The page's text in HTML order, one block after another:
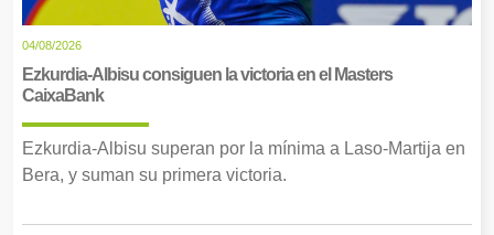
04/08/2026
Ezkurdia-Albisu consiguen la victoria en el Masters
CaixaBank
Ezkurdia-Albisu superan por la mínima a Laso-Martija en
Bera, y suman su primera victoria.